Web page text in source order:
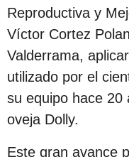
Reproductiva y
Víctor Cortez
Valderrama,
utilizado por el
su equipo hace 20
oveja Dolly.
Este gran avance